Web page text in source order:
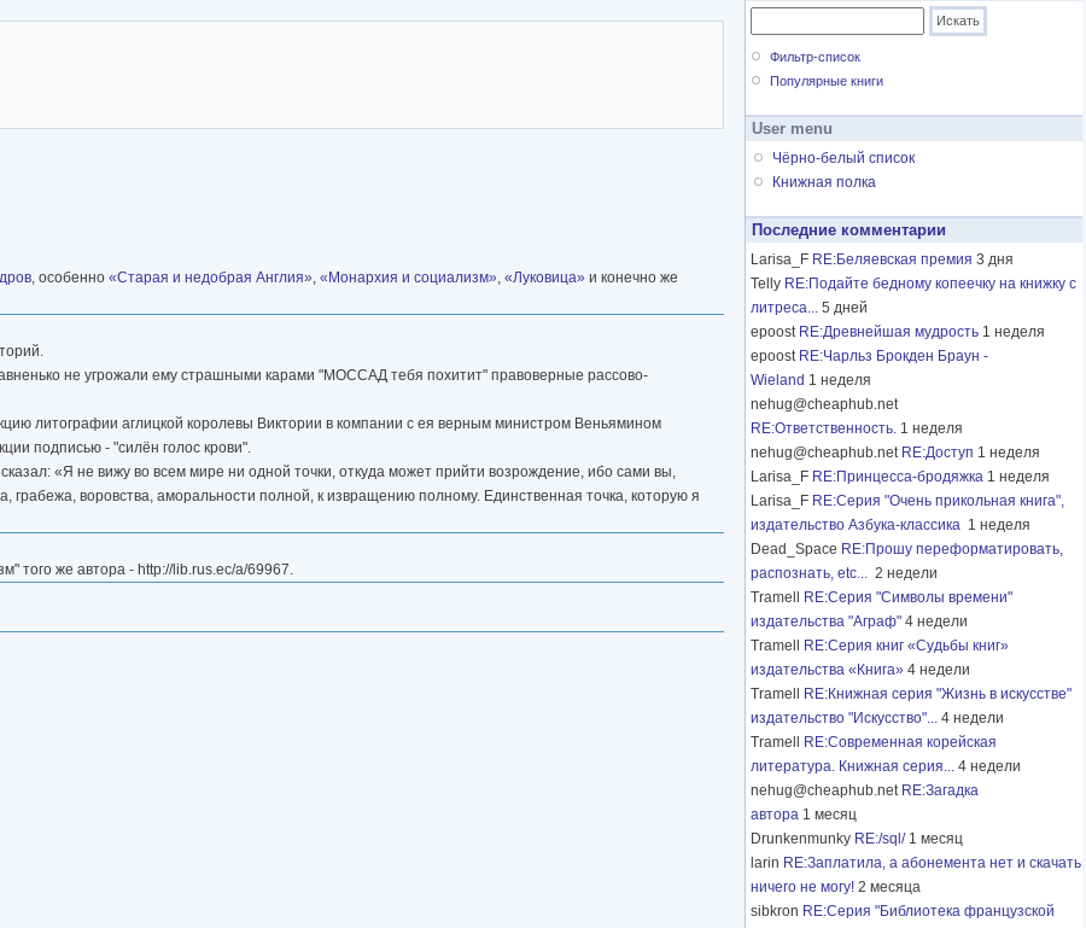
, особенно «Старая и недобрая Англия», «Монархия и социализм», «Луковица» и конечно же
не угрожали ему страшными карами "МОССАД тебя похитит" правоверные рассово-
литографии аглицкой королевы Виктории в компании с ея верным министром Веньямином
подписью - "силён голос крови".
«Я не вижу во всем мире ни одной точки, откуда может прийти возрождение, ибо сами вы,
грабежа, воровства, аморальности полной, к извращению полному. Единственная точка, которую я
того же автора - http://lib.rus.ec/a/69967.
Фильтр-список
Популярные книги
User menu
Чёрно-белый список
Книжная полка
Последние комментарии
Larisa_F RE:Беляевская премия 3 дня
Telly RE:Подайте бедному копеечку на книжку с
литреса... 5 дней
epoost RE:Древнейшая мудрость 1 неделя
epoost RE:Чарльз Брокден Браун -
Wieland 1 неделя
nehug@cheaphub.net
RE:Ответственность. 1 неделя
nehug@cheaphub.net RE:Доступ 1 неделя
Larisa_F RE:Принцесса-бродяжка 1 неделя
Larisa_F RE:Серия "Очень прикольная книга",
издательство Азбука-классика 1 неделя
Dead_Space RE:Прошу переформатировать,
распознать, etc... 2 недели
Tramell
RE:Серия "Символы времени"
издательства "Аграф" 4 недели
Tramell
RE:Серия книг «Судьбы книг»
издательства «Книга» 4 недели
Tramell
RE:Книжная серия "Жизнь в искусстве"
издательство "Искусство"... 4 недели
Tramell
RE:Современная корейская
литература. Книжная серия... 4 недели
nehug@cheaphub.net RE:Загадка
автора 1 месяц
Drunkenmunky RE:/sql/ 1 месяц
larin RE:Заплатила, а абонемента нет и скачать
ничего не могу! 2 месяца
sibkron RE:Серия "Библиотека французской